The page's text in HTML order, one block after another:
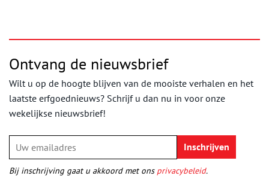
Ontvang de nieuwsbrief
Wilt u op de hoogte blijven van de mooiste verhalen en het
laatste erfgoednieuws? Schrijf u dan nu in voor onze
wekelijkse nieuwsbrief!
Bij inschrijving gaat u akkoord met ons privacybeleid.